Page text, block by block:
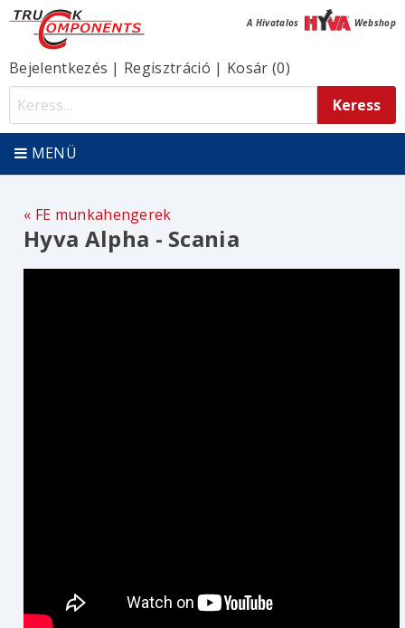
A Hivatalos Webshop
Bejelentkezés | Regisztráció | Kosár (0)
MENÜ
FE munkahengerek
Hyva Alpha - Scania